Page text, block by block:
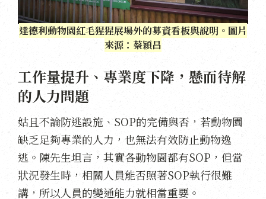
達德利動物園紅毛猩猩展場外的募資看板與說明。圖片
來源：蔡穎昌
工作量提升、專業度下降，懸而待解
的人力問題
姑且不論防逃設施、SOP的完備與否，若動物園
缺乏足夠專業的人力，也無法有效防止動物逸
逃。陳先生坦言，其實各動物園都有SOP，但當
狀況發生時，相關人員能否照著SOP執行很難
講，所以人員的變通能力就相當重要。